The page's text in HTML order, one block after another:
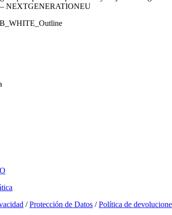
NEXTGENERATIONEU
/Protección de Datos /Política de